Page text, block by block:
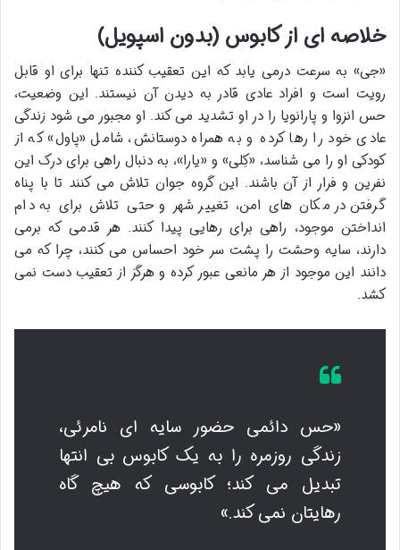
خلاصه ای از کابوس (بدون اسپویل)
«جی» به سرعت درمی یابد که این تعقیب کننده تنها برای او قابل
رویت است و افراد عادی قادر به دیدن آن نیستند. این وضعیت،
حس انزوا و پارانویا را در او تشدید می کند. او مجبور می شود زندگی
عادی خود را رها کرده و به همراه دوستانش، شامل «پاول» که از
کودکی او را می شناسد، «کِلی» و «یارا»، به دنبال راهی برای درک این
نفرین و فرار از آن باشند. این گروه جوان تلاش می کنند تا با پناه
گرفتن در مکان های امن، تغییر شهر و حتی تلاش برای به دام
انداختن موجود، راهی برای رهایی پیدا کنند. هر قدمی که برمی
دارند، سایه وحشت را پشت سر خود احساس می کنند، چرا که می
دانند این موجود از هر مانعی عبور کرده و هرگز از تعقیب دست نمی
کشد.
«حس دائمی حضور سایه ای نامرئی،
زندگی روزمره را به یک کابوس بی انتها
تبدیل می کند؛ کابوسی که هیچ گاه
رهایتان نمی کند.»